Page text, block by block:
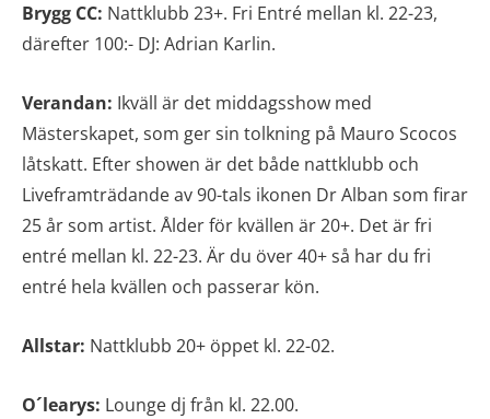
Brygg CC: Nattklubb 23+. Fri Entré mellan kl. 22-23,
därefter 100:- DJ: Adrian Karlin.
Verandan: Ikväll är det middagsshow med
Mästerskapet, som ger sin tolkning på Mauro Scocos
låtskatt. Efter showen är det både nattklubb och
Liveframträdande av 90-tals ikonen Dr Alban som firar
25 år som artist. Ålder för kvällen är 20+. Det är fri
entré mellan kl. 22-23. Är du över 40+ så har du fri
entré hela kvällen och passerar kön.
Allstar: Nattklubb 20+ öppet kl. 22-02.
O´learys: Lounge dj från kl. 22.00.